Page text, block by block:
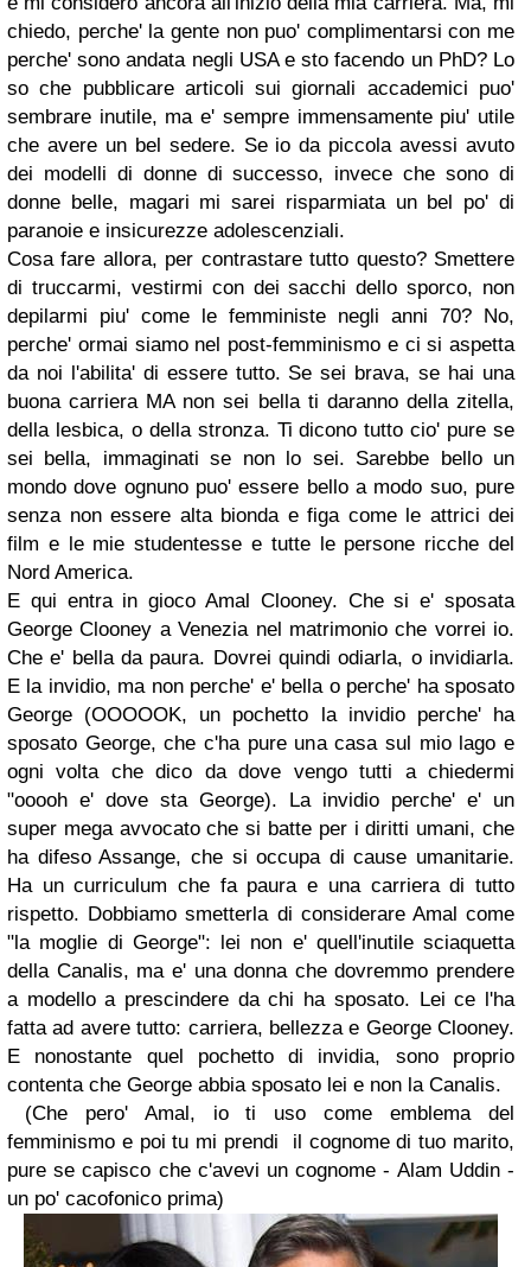
chiedo, perche' la gente non puo' complimentarsi con me
perche' sono andata negli USA e sto facendo un PhD? Lo
so che pubblicare articoli sui giornali accademici puo'
sembrare inutile, ma e' sempre immensamente piu' utile
che avere un bel sedere. Se io da piccola avessi avuto
dei modelli di donne di successo, invece che sono di
donne belle, magari mi sarei risparmiata un bel po' di
paranoie e insicurezze adolescenziali.
Cosa fare allora, per contrastare tutto questo? Smettere
di truccarmi, vestirmi con dei sacchi dello sporco, non
depilarmi piu' come le femministe negli anni 70? No,
perche' ormai siamo nel post-femminismo e ci si aspetta
da noi l'abilita' di essere tutto. Se sei brava, se hai una
buona carriera MA non sei bella ti daranno della zitella,
della lesbica, o della stronza. Ti dicono tutto cio' pure se
sei bella, immaginati se non lo sei. Sarebbe bello un
mondo dove ognuno puo' essere bello a modo suo, pure
senza non essere alta bionda e figa come le attrici dei
film e le mie studentesse e tutte le persone ricche del
Nord America.
E qui entra in gioco Amal Clooney. Che si e' sposata
George Clooney a Venezia nel matrimonio che vorrei io.
Che e' bella da paura. Dovrei quindi odiarla, o invidiarla.
E la invidio, ma non perche' e' bella o perche' ha sposato
George (OOOOOK, un pochetto la invidio perche' ha
sposato George, che c'ha pure una casa sul mio lago e
ogni volta che dico da dove vengo tutti a chiedermi
"ooooh e' dove sta George). La invidio perche' e' un
super mega avvocato che si batte per i diritti umani, che
ha difeso Assange, che si occupa di cause umanitarie.
Ha un curriculum che fa paura e una carriera di tutto
rispetto. Dobbiamo smetterla di considerare Amal come
"la moglie di George": lei non e' quell'inutile sciaquetta
della Canalis, ma e' una donna che dovremmo prendere
a modello a prescindere da chi ha sposato. Lei ce l'ha
fatta ad avere tutto: carriera, bellezza e George Clooney.
E nonostante quel pochetto di invidia, sono proprio
contenta che George abbia sposato lei e non la Canalis.
(Che pero' Amal, io ti uso come emblema del
femminismo e poi tu mi prendi il cognome di tuo marito,
pure se capisco che c'avevi un cognome - Alam Uddin -
un po' cacofonico prima)